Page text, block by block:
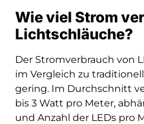
Wie viel Strom
Lichtschläuche?
Der Stromverbrauch von
im Vergleich zu
gering. Im Durchschnitt
bis 3 Watt pro Meter,
und Anzahl der LEDs pro